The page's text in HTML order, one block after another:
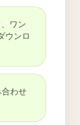
ワン
ウンロ
合わせ